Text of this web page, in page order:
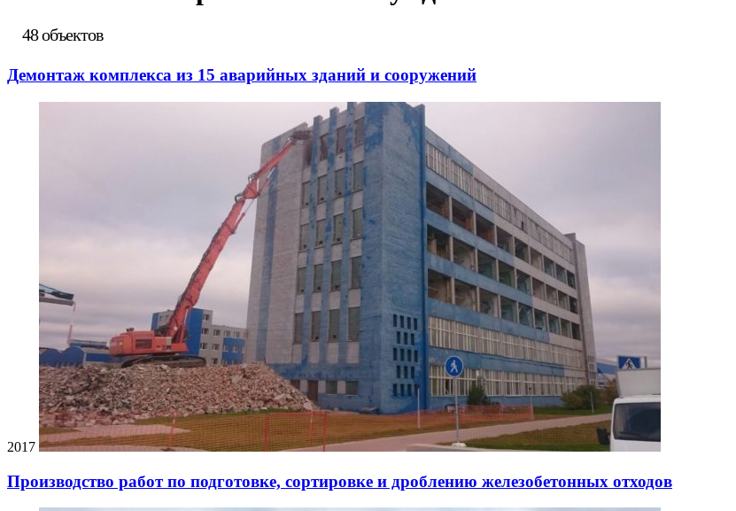
48 объектов
Демонтаж комплекса из 15 аварийных зданий и сооружений
2017
Производство работ по подготовке, сортировке и дроблению железобетонных отходов